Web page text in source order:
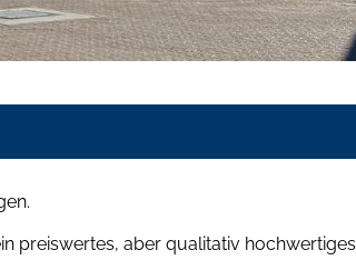
preiswertes, aber qualitativ hochwertiges